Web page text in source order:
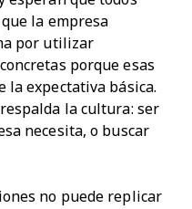
la empresa
por utilizar
porque esas
la expectativa básica.
la cultura: ser
necesita, o buscar
no puede replicar